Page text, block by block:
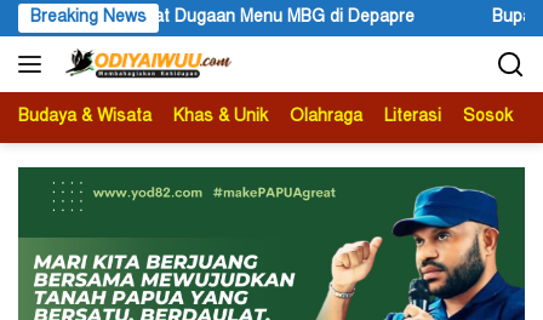
Langsung
ke
konten
Breaking News
di Depapre Bupati Kabupaten Jayawijaya Atenius
Budaya & Wisata Khas & Unik Olahraga Literasi Sosok